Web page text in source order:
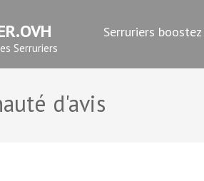
Serruriers
Serruriers
d'avis